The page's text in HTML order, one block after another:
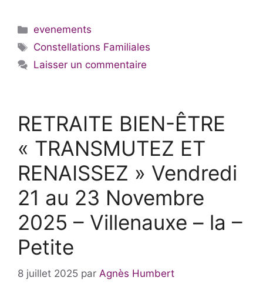
Catégories
evenements
Étiquettes
Constellations Familiales
Laisser un commentaire
RETRAITE BIEN-ÊTRE
« TRANSMUTEZ ET
RENAISSEZ » Vendredi
21 au 23 Novembre
2025 – Villenauxe – la –
Petite
8 juillet 2025 par Agnès Humbert